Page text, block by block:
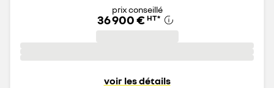
prix conseillé
36 900 € HT*
voir les détails